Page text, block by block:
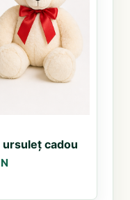
cadou